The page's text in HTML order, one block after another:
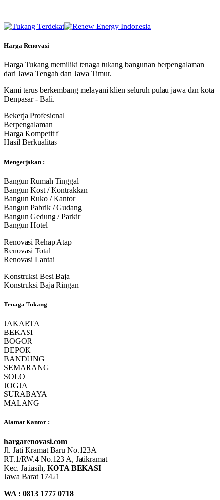
Harga Renovasi
Harga Tukang memiliki tenaga tukang bangunan berpengalaman
dari Jawa Tengah dan Jawa Timur.
Kami terus berkembang melayani klien seluruh pulau jawa dan kota
Denpasar - Bali.
Bekerja Profesional
Berpengalaman
Harga Kompetitif
Hasil Berkualitas
Mengerjakan :
Bangun Rumah Tinggal
Bangun Kost / Kontrakkan
Bangun Ruko / Kantor
Bangun Pabrik / Gudang
Bangun Gedung / Parkir
Bangun Hotel
Renovasi Rehap Atap
Renovasi Total
Renovasi Lantai
Konstruksi Besi Baja
Konstruksi Baja Ringan
Tenaga Tukang
JAKARTA
BEKASI
BOGOR
DEPOK
BANDUNG
SEMARANG
SOLO
JOGJA
SURABAYA
MALANG
Alamat Kantor :
hargarenovasi.com
Jl. Jati Kramat Baru No.123A
RT.1/RW.4 No.123 A, Jatikramat
Kec. Jatiasih, KOTA BEKASI
Jawa Barat 17421
WA : 0813 1777 0718